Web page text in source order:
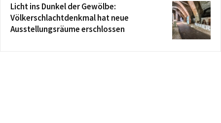
Licht ins Dunkel der Gewölbe:
Völkerschlachtdenkmal hat neue
Ausstellungsräume erschlossen